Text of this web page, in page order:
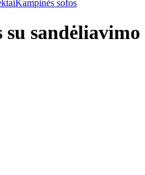
Kampinės sofos
su sandėliavimo